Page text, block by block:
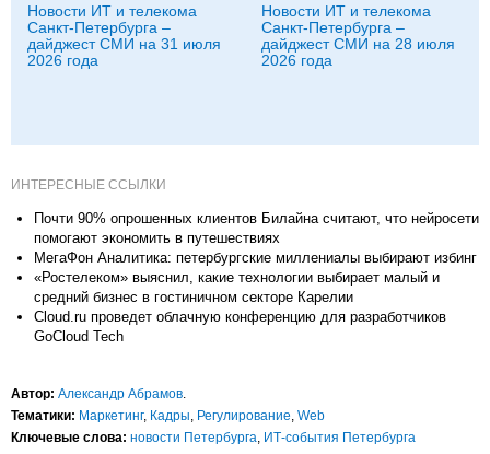
Новости ИТ и телекома
Санкт-Петербурга –
дайджест СМИ на 31 июля
2026 года
Новости ИТ и телекома
Санкт-Петербурга –
дайджест СМИ на 28 июля
2026 года
ИНТЕРЕСНЫЕ ССЫЛКИ
Почти 90% опрошенных клиентов Билайна считают, что нейросети
помогают экономить в путешествиях
МегаФон Аналитика: петербургские миллениалы выбирают избинг
«Ростелеком» выяснил, какие технологии выбирает малый и
средний бизнес в гостиничном секторе Карелии
Cloud.ru проведет облачную конференцию для разработчиков
GoCloud Tech
Автор: Александр Абрамов.
Тематики: Маркетинг, Кадры, Регулирование, Web
Ключевые слова: новости Петербурга, ИТ-события Петербурга